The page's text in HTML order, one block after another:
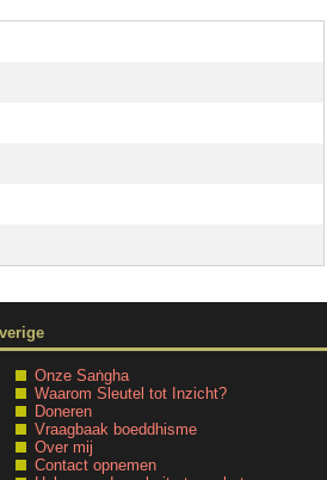
Onze Saṅgha
Waarom Sleutel tot Inzicht?
Doneren
Vraagbaak boeddhisme
Over mij
Contact opnemen